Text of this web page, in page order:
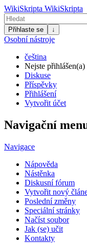
WikiSkripta WikiSkripta
Přihlaste se ↓
Osobní nástroje
čeština
Nejste přihlášen(a)
Diskuse
Příspěvky
Přihlášení
Vytvořit účet
Navigační
Navigace
Nápověda
Nástěnka
Diskusní fórum
Vytvořit nový
Poslední změny
Speciální stránky
Načíst soubor
Jak (se) učit
Kontakty